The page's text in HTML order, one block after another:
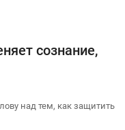
сознание,
над тем, как защитить